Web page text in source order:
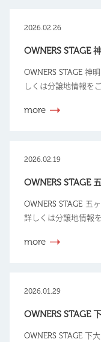
2026.02.26
OWNERS STAGE
OWNERS STAGE 神
しくは分譲地情報を
more
2026.02.19
OWNERS STAGE
OWNERS STAGE 五
詳しくは分譲地情報
more
2026.01.29
OWNERS STAGE
OWNERS STAGE 下